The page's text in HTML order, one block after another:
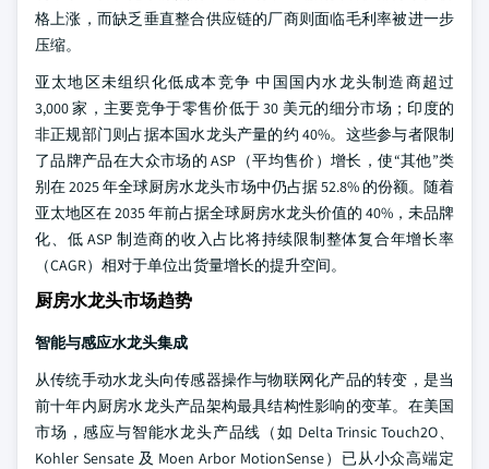
格上涨，而缺乏垂直整合供应链的厂商则面临毛利率被进一步
压缩。
亚太地区未组织化低成本竞争 中国国内水龙头制造商超过
3,000 家，主要竞争于零售价低于 30 美元的细分市场；印度的
非正规部门则占据本国水龙头产量的约 40%。这些参与者限制
了品牌产品在大众市场的 ASP（平均售价）增长，使“其他”类
别在 2025 年全球厨房水龙头市场中仍占据 52.8% 的份额。随着
亚太地区在 2035 年前占据全球厨房水龙头价值的 40%，未品牌
化、低 ASP 制造商的收入占比将持续限制整体复合年增长率
（CAGR）相对于单位出货量增长的提升空间。
厨房水龙头市场趋势
智能与感应水龙头集成
从传统手动水龙头向传感器操作与物联网化产品的转变，是当
前十年内厨房水龙头产品架构最具结构性影响的变革。在美国
市场，感应与智能水龙头产品线（如 Delta Trinsic Touch2O、
Kohler Sensate 及 Moen Arbor MotionSense）已从小众高端定